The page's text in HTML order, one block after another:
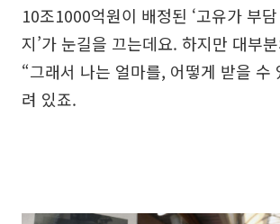
10조1000억원이 배정된 ‘고유가 부
지’가 눈길을 끄는데요. 하지만 대부
“그래서 나는 얼마를, 어떻게 받을 수
려 있죠.